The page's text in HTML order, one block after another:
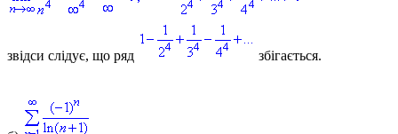
звідси слідує, що ряд збігається.